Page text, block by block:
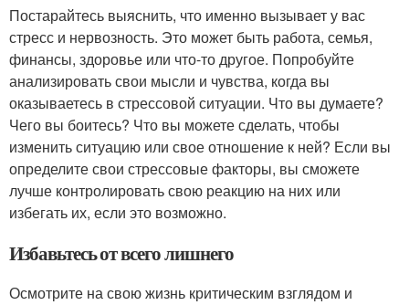
Постарайтесь выяснить, что именно вызывает у вас
стресс и нервозность. Это может быть работа, семья,
финансы, здоровье или что-то другое. Попробуйте
анализировать свои мысли и чувства, когда вы
оказываетесь в стрессовой ситуации. Что вы думаете?
Чего вы боитесь? Что вы можете сделать, чтобы
изменить ситуацию или свое отношение к ней? Если вы
определите свои стрессовые факторы, вы сможете
лучше контролировать свою реакцию на них или
избегать их, если это возможно.
Избавьтесь от всего лишнего
Осмотрите на свою жизнь критическим взглядом и